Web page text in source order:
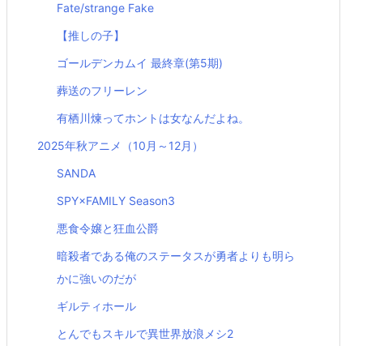
Fate/strange Fake
【推しの子】
ゴールデンカムイ 最終章(第5期)
葬送のフリーレン
有栖川煉ってホントは女なんだよね。
2025年秋アニメ（10月～12月）
SANDA
SPY×FAMILY Season3
悪食令嬢と狂血公爵
暗殺者である俺のステータスが勇者よりも明ら
かに強いのだが
ギルティホール
とんでもスキルで異世界放浪メシ2